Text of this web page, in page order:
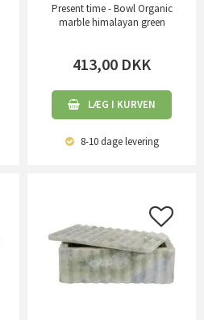
Present time - Bowl Organic
marble himalayan green
413,00 DKK
LÆG I KURVEN
8-10 dagelevering